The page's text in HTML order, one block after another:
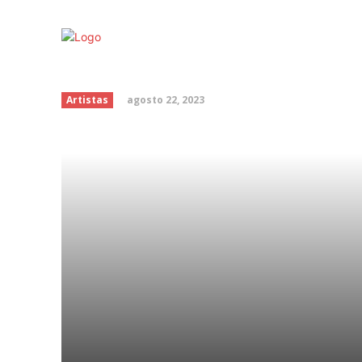
Shakira
Artistas agosto 22, 2023